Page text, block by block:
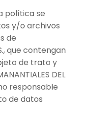
política se
y/o archivos
de
que contengan
de trato y
DEL
responsable
de datos